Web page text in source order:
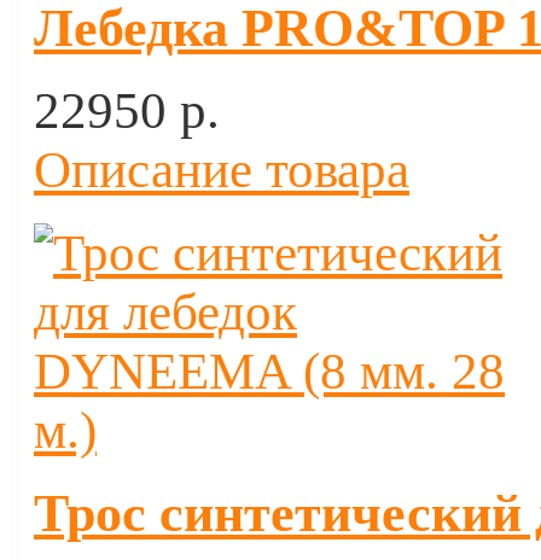
Лебедка PRO&TOP
22950 p.
Описание товара
Трос